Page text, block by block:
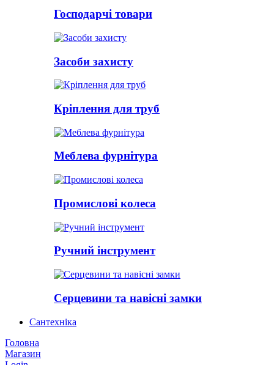
Господарчі товари
Засоби захисту
Кріплення для труб
Меблева фурнітура
Промислові колеса
Ручний інструмент
Серцевини та навісні замки
Сантехніка
Головна
Магазин